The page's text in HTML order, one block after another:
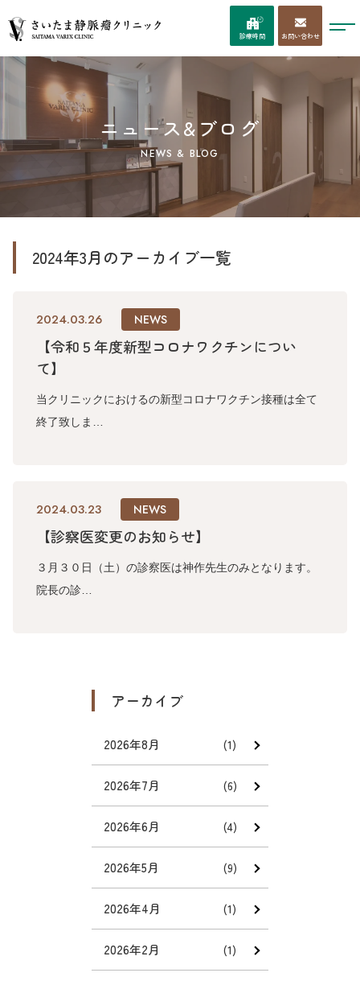
診療時間 お問い合わせ
ニュース&ブログ
NEWS & BLOG
2024年3月のアーカイブ一覧
2024.03.26 NEWS
【令和５年度新型コロナワクチンについ
て】
当クリニックにおけるの新型コロナワクチン接種は全て
終了致しま…
2024.03.23 NEWS
【診察医変更のお知らせ】
３月３０日（土）の診察医は神作先生のみとなります。
院長の診…
アーカイブ
2026年8月 (1)
2026年7月 (6)
2026年6月 (4)
2026年5月 (9)
2026年4月 (1)
2026年2月 (1)